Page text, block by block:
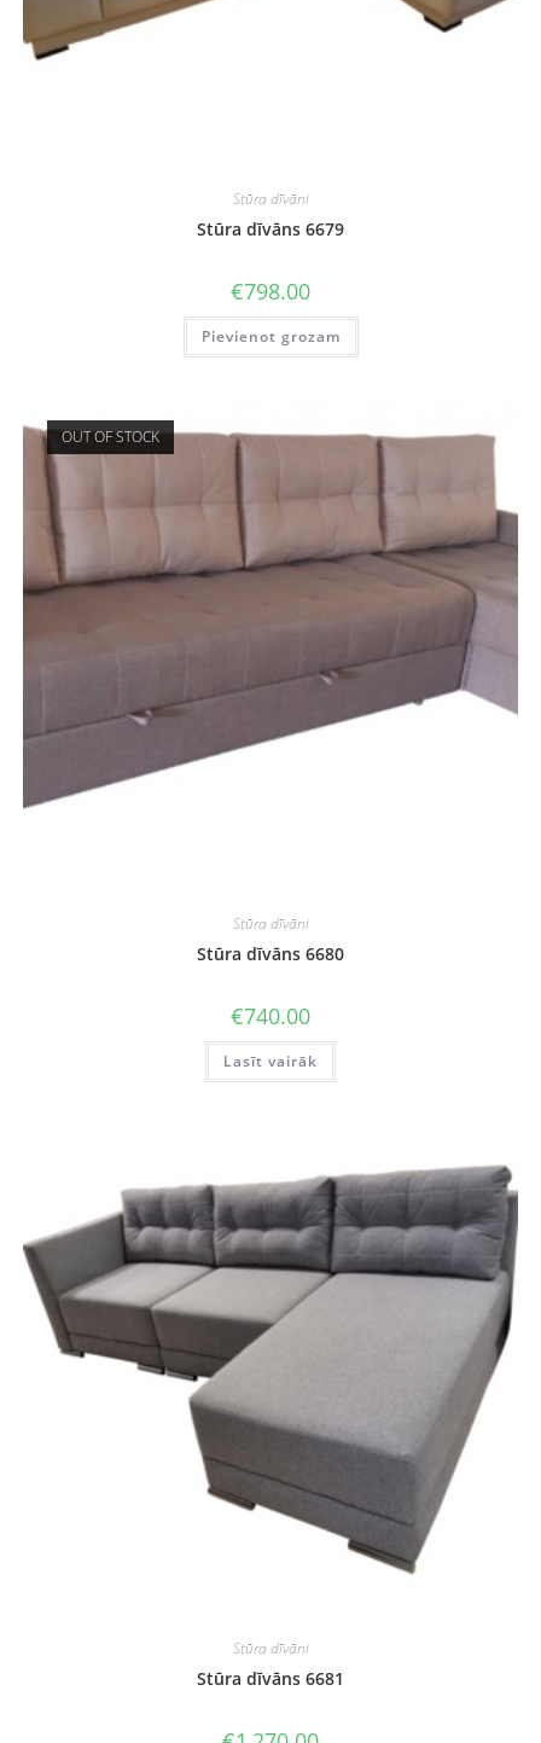
Stūra dīvāni
Stūra dīvāns 6679
€798.00
Pievienot grozam
OUT OF STOCK
Stūra dīvāni
Stūra dīvāns 6680
€740.00
Lasīt vairāk
Stūra dīvāni
Stūra dīvāns 6681